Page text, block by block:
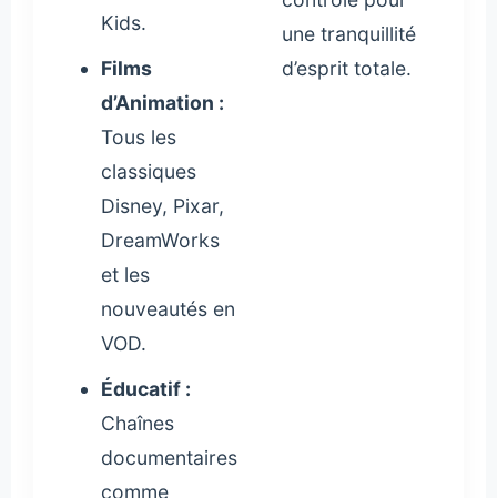
Kids.
Films
d’Animation :
Tous les
classiques
Disney, Pixar,
DreamWorks
et les
nouveautés en
VOD.
Éducatif :
Chaînes
documentaires
comme
une tranquillité
d’esprit totale.